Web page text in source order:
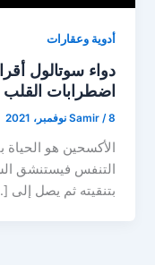
أدوية وعقارات
اضطرابات القلب
Samir /8 نوفمبر، 2021
الأكسحين هو الحياة
التنفس فيستنشق
بتنقيته ثم يصل إلى